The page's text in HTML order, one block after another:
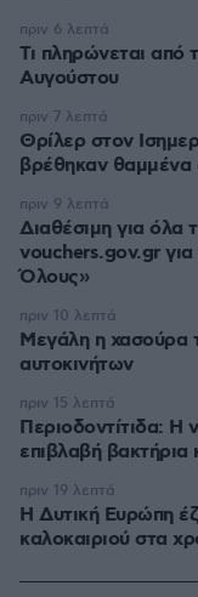
Τι πληρώνεται
Αυγούστου
πριν 6 λεπτά
Θρίλερ στον
βρέθηκαν θαμμένα
πριν 7 λεπτά
Διαθέσιμη για
vouchers.gov.gr
Όλους»
πριν 9 λεπτά
Μεγάλη η χασούρα
αυτοκινήτων
πριν 10 λεπτά
Περιοδοντίτιδα: Η
επιβλαβή βακτήρια
πριν 15 λεπτά
Η Δυτική Ευρώπη
καλοκαιριού στα
πριν 19 λεπτά